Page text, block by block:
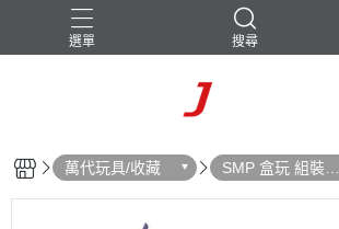
選單 搜尋
萬代玩具/收藏
SMP 盒玩 組裝模
型